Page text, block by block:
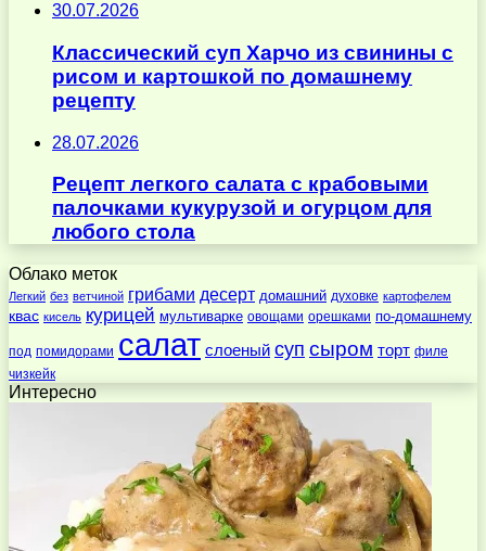
30.07.2026
Классический суп Харчо из свинины с
рисом и картошкой по домашнему
рецепту
28.07.2026
Рецепт легкого салата с крабовыми
палочками кукурузой и огурцом для
любого стола
Облако меток
Легкий без ветчиной грибами десерт домашний духовке картофелем
квас кисель курицей мультиварке овощами орешками по-домашнему
под помидорами салат слоеный суп сыром торт филе
чизкейк
Интересно